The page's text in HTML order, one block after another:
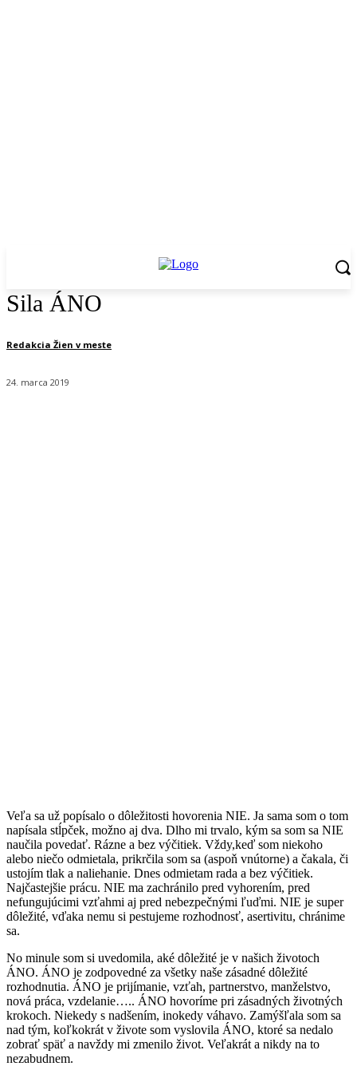
Sila ÁNO
Redakcia Žien v meste
24. marca 2019
Veľa sa už popísalo o dôležitosti hovorenia NIE. Ja sama som o tom
napísala stĺpček, možno aj dva. Dlho mi trvalo, kým sa som sa NIE
naučila povedať. Rázne a bez výčitiek. Vždy,keď som niekoho
alebo niečo odmietala, prikrčila som sa (aspoň vnútorne) a čakala, či
ustojím tlak a naliehanie. Dnes odmietam rada a bez výčitiek.
Najčastejšie prácu. NIE ma zachránilo pred vyhorením, pred
nefungujúcimi vzťahmi aj pred nebezpečnými ľuďmi. NIE je super
dôležité, vďaka nemu si pestujeme rozhodnosť, asertivitu, chránime
sa.
No minule som si uvedomila, aké dôležité je v našich životoch
ÁNO. ÁNO je zodpovedné za všetky naše zásadné dôležité
rozhodnutia. ÁNO je prijímanie, vzťah, partnerstvo, manželstvo,
nová práca, vzdelanie….. ÁNO hovoríme pri zásadných životných
krokoch. Niekedy s nadšením, inokedy váhavo. Zamýšľala som sa
nad tým, koľkokrát v živote som vyslovila ÁNO, ktoré sa nedalo
zobrať späť a navždy mi zmenilo život. Veľakrát a nikdy na to
nezabudnem.